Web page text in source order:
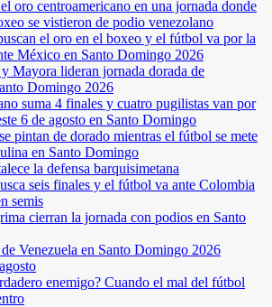
oro centroamericano en una jornada donde
se vistieron de podio venezolano
el oro en el boxeo y el fútbol va por la
México en Santo Domingo 2026
Mayora lideran jornada dorada de
Domingo 2026
suma 4 finales y cuatro pugilistas van por
6 de agosto en Santo Domingo
pintan de dorado mientras el fútbol se mete
en Santo Domingo
la defensa barquisimetana
seis finales y el fútbol va ante Colombia
semis
cierran la jornada con podios en Santo
Venezuela en Santo Domingo 2026
enemigo? Cuando el mal del fútbol